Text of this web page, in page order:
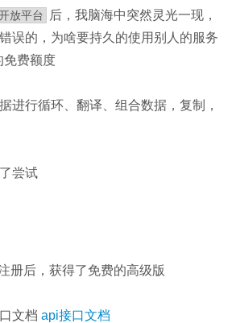
放平台
后，我脑海中突然灵光一现，
误的，为啥要持久的使用别人的服务
免费额度
进行循环、翻译、组合数据，复制，
尝试
册后，获得了免费的高级版
文档 api接口文档